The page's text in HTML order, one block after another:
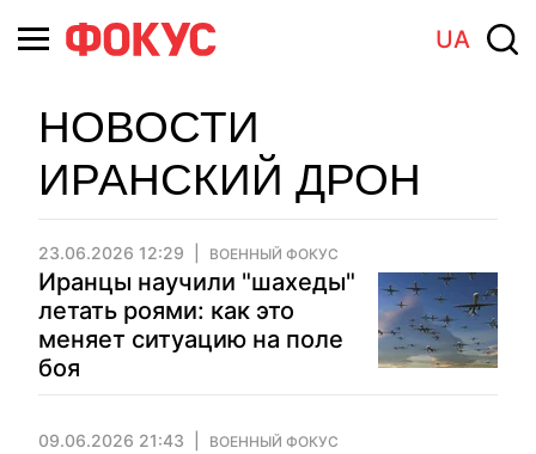
UA
НОВОСТИ
ИРАНСКИЙ ДРОН
23.06.2026 12:29 ВОЕННЫЙ ФОКУС
Иранцы научили "шахеды"
летать роями: как это
меняет ситуацию на поле
боя
09.06.2026 21:43 ВОЕННЫЙ ФОКУС